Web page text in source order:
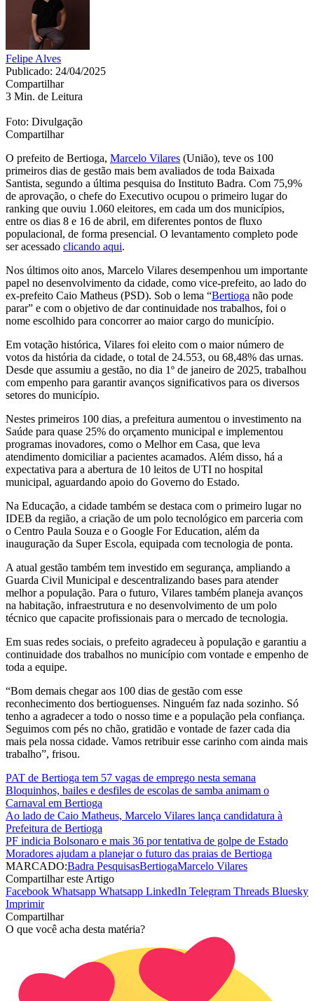
Felipe Alves
Publicado: 24/04/2025
Compartilhar
3 Min. de Leitura
Foto: Divulgação
Compartilhar
O prefeito de Bertioga, Marcelo Vilares (União), teve os 100
primeiros dias de gestão mais bem avaliados de toda Baixada
Santista, segundo a última pesquisa do Instituto Badra. Com 75,9%
de aprovação, o chefe do Executivo ocupou o primeiro lugar do
ranking que ouviu 1.060 eleitores, em cada um dos municípios,
entre os dias 8 e 16 de abril, em diferentes pontos de fluxo
populacional, de forma presencial. O levantamento completo pode
ser acessado clicando aqui.
Nos últimos oito anos, Marcelo Vilares desempenhou um importante
papel no desenvolvimento da cidade, como vice-prefeito, ao lado do
ex-prefeito Caio Matheus (PSD). Sob o lema “Bertioga não pode
parar” e com o objetivo de dar continuidade nos trabalhos, foi o
nome escolhido para concorrer ao maior cargo do município.
Em votação histórica, Vilares foi eleito com o maior número de
votos da história da cidade, o total de 24.553, ou 68,48% das urnas.
Desde que assumiu a gestão, no dia 1º de janeiro de 2025, trabalhou
com empenho para garantir avanços significativos para os diversos
setores do município.
Nestes primeiros 100 dias, a prefeitura aumentou o investimento na
Saúde para quase 25% do orçamento municipal e implementou
programas inovadores, como o Melhor em Casa, que leva
atendimento domiciliar a pacientes acamados. Além disso, há a
expectativa para a abertura de 10 leitos de UTI no hospital
municipal, aguardando apoio do Governo do Estado.
Na Educação, a cidade também se destaca com o primeiro lugar no
IDEB da região, a criação de um polo tecnológico em parceria com
o Centro Paula Souza e o Google For Education, além da
inauguração da Super Escola, equipada com tecnologia de ponta.
A atual gestão também tem investido em segurança, ampliando a
Guarda Civil Municipal e descentralizando bases para atender
melhor a população. Para o futuro, Vilares também planeja avanços
na habitação, infraestrutura e no desenvolvimento de um polo
técnico que capacite profissionais para o mercado de tecnologia.
Em suas redes sociais, o prefeito agradeceu à população e garantiu a
continuidade dos trabalhos no município com vontade e empenho de
toda a equipe.
“Bom demais chegar aos 100 dias de gestão com esse
reconhecimento dos bertioguenses. Ninguém faz nada sozinho. Só
tenho a agradecer a todo o nosso time e a população pela confiança.
Seguimos com pés no chão, gratidão e vontade de fazer cada dia
mais pela nossa cidade. Vamos retribuir esse carinho com ainda mais
trabalho”, frisou.
PAT de Bertioga tem 57 vagas de emprego nesta semana
Bloquinhos, bailes e desfiles de escolas de samba animam o
Carnaval em Bertioga
Ao lado de Caio Matheus, Marcelo Vilares lança candidatura à
Prefeitura de Bertioga
PF indicia Bolsonaro e mais 36 por tentativa de golpe de Estado
Moradores ajudam a planejar o futuro das praias de Bertioga
MARCADO:Badra PesquisasBertiogaMarcelo Vilares
Compartilhar este Artigo
Facebook Whatsapp Whatsapp LinkedIn Telegram Threads Bluesky
Imprimir
Compartilhar
O que você acha desta matéria?